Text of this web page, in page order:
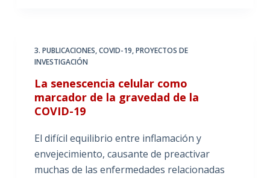
3. PUBLICACIONES,COVID-19,PROYECTOS DE
INVESTIGACIÓN
La senescencia celular como
marcador de la gravedad de la
COVID-19
El difícil equilibrio entre inflamación y
envejecimiento, causante de preactivar
muchas de las enfermedades relacionadas